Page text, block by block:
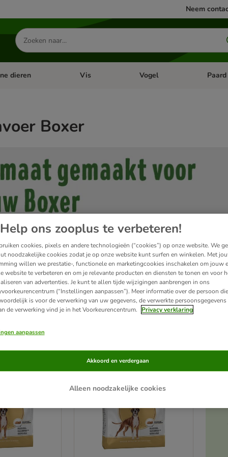
Neem
Zoeken
naar
producten
menu: Apotheek
dieren Open categorie menu: Kleine dieren
Vis Open categorie menu: Vis
Vogel Open
Paard
Boxer
en evenwichtige hond die niettemin van spelen en ravotten houdt en zeer
waak- en beschermhond. Zijn dynamische aard vereist echter een goede
plaatsing van zijn gebit hebben echter een verzwarend effect op de
dieet en regelmatige controles bij de dierenarts noodzakelijk maakt.
changed
Help ons zooplus te verbeteren!
cookies, pixels en andere technologieën (“cookies”) op onze website. We
noodzakelijke cookies zodat je op onze website kunt surfen en winkelen. Met
willen we prestatie-, functionele en marketingcookies inschakelen om jouw
website te verbeteren en om je relevante producten en diensten te tonen en voor
van advertenties. Je kunt te allen tijde wijzigingen aanbrengen in ons
(“Instellingen aanpassen”). Meer informatie over de persoon die
is voor de verwerking van uw gegevens, de verwerkte persoonsgegevens
de verwerking vind je in het Voorkeurencentrum.
Privacy verklaring
aanpassen
Alleen noodzakelijke cookies
Akkoord en verdergaan